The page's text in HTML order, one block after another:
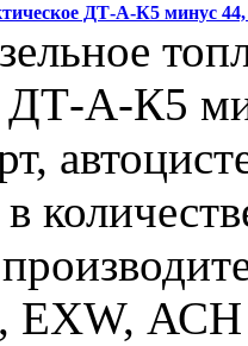
ДТ-А-К5 минус 44,
ДТ-А-К5
EXW,